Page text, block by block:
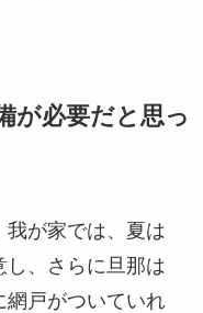
が必要だと思っ
我が家では、夏は
し、さらに旦那は
網戸がついていれ